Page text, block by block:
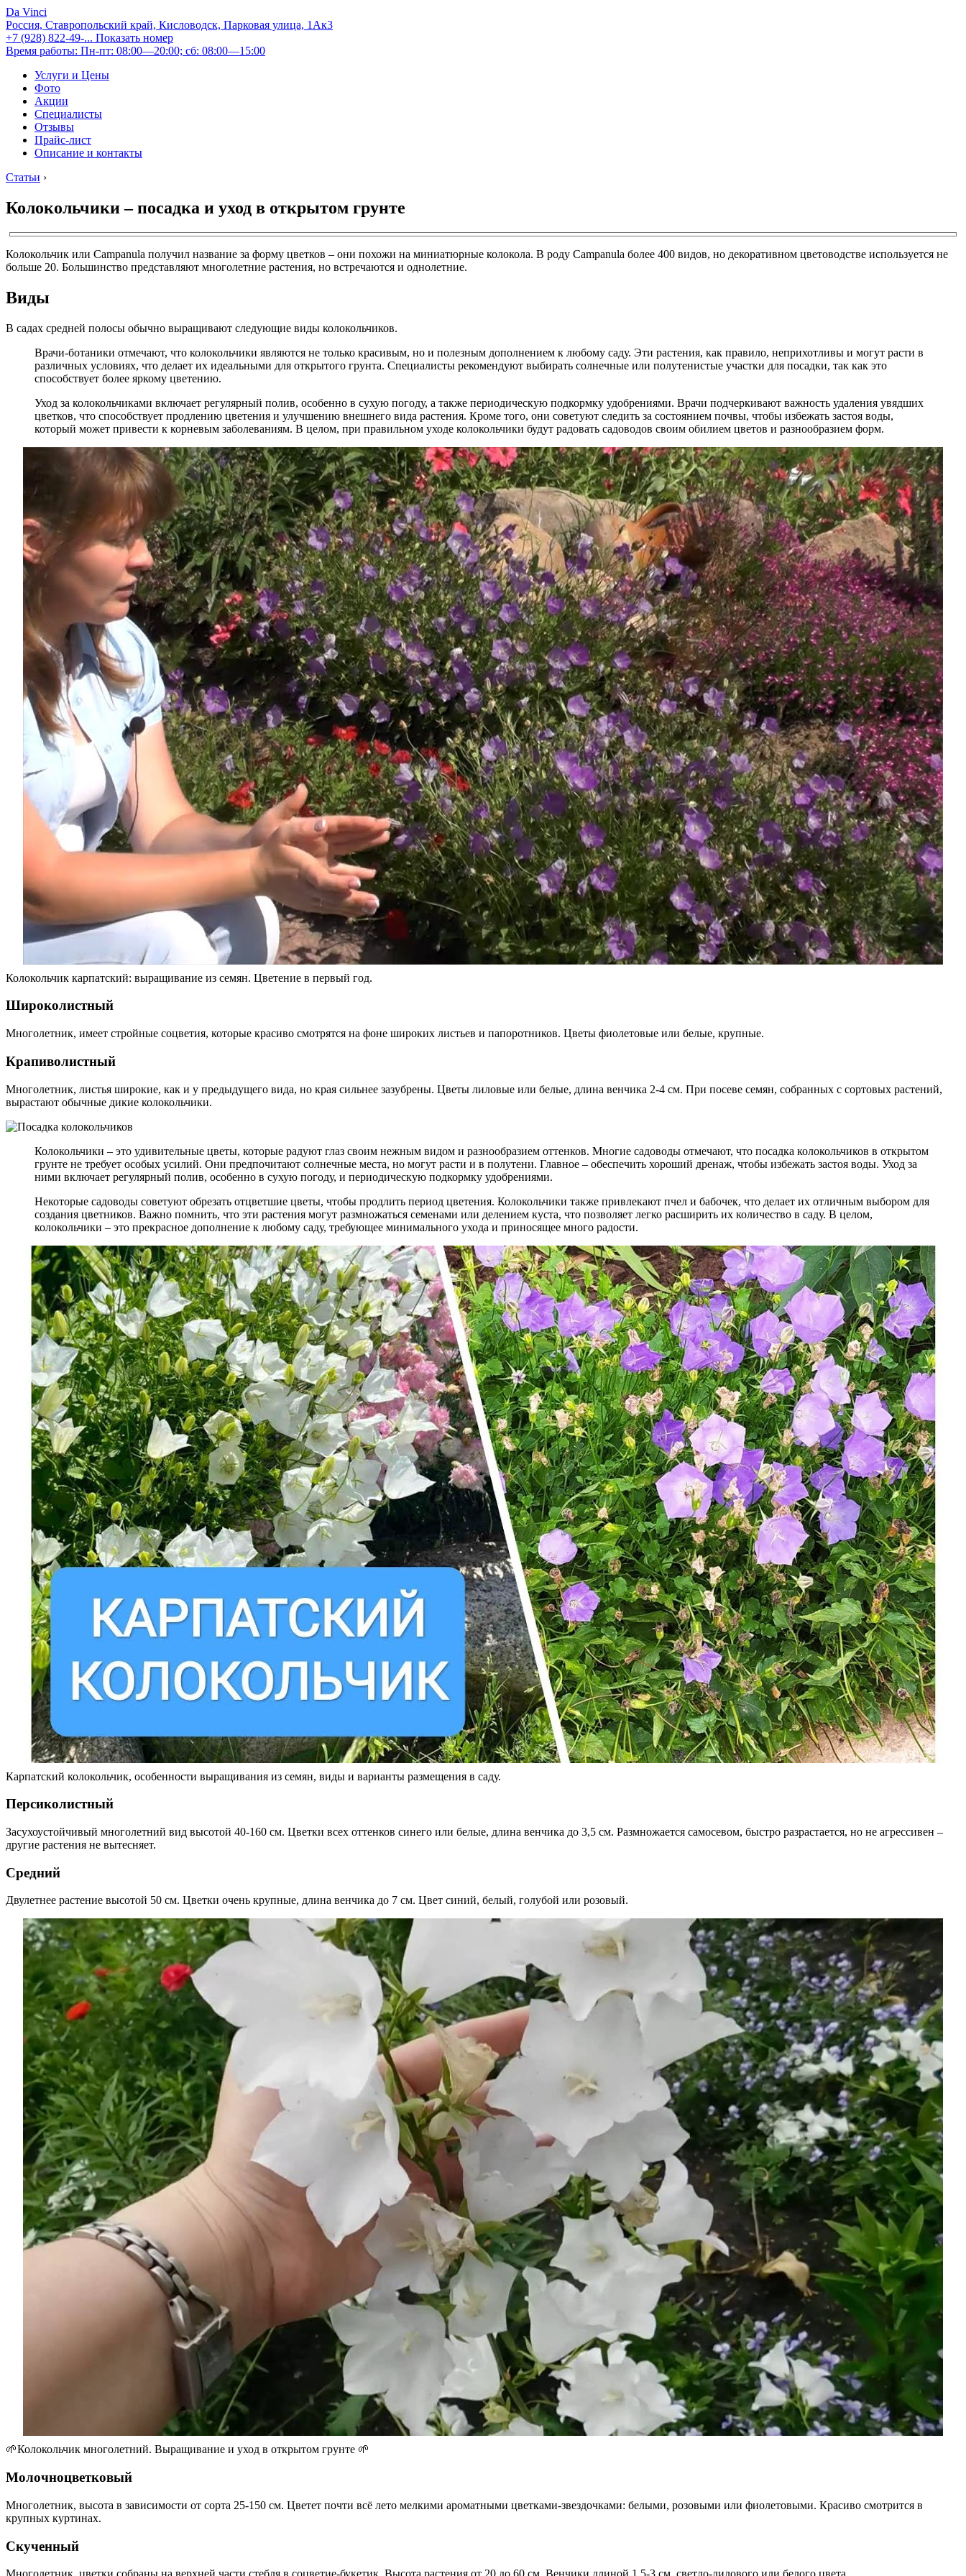
Da Vinci
Россия, Ставропольский край, Кисловодск, Парковая улица, 1Ак3
+7 (928) 822-49-... Показать номер
Время работы: Пн-пт: 08:00—20:00; сб: 08:00—15:00
Услуги и Цены
Фото
Акции
Специалисты
Отзывы
Прайс-лист
Описание и контакты
Статьи ›
Колокольчики – посадка и уход в открытом грунте
Колокольчик или Campanula получил название за форму цветков – они похожи на миниатюрные колокола. В роду Campanula более 400 видов, но декоративном цветоводстве используется не
больше 20. Большинство представляют многолетние растения, но встречаются и однолетние.
Виды
В садах средней полосы обычно выращивают следующие виды колокольчиков.
Врачи-ботаники отмечают, что колокольчики являются не только красивым, но и полезным дополнением к любому саду. Эти растения, как правило, неприхотливы и могут расти в
различных условиях, что делает их идеальными для открытого грунта. Специалисты рекомендуют выбирать солнечные или полутенистые участки для посадки, так как это
способствует более яркому цветению.
Уход за колокольчиками включает регулярный полив, особенно в сухую погоду, а также периодическую подкормку удобрениями. Врачи подчеркивают важность удаления увядших
цветков, что способствует продлению цветения и улучшению внешнего вида растения. Кроме того, они советуют следить за состоянием почвы, чтобы избежать застоя воды,
который может привести к корневым заболеваниям. В целом, при правильном уходе колокольчики будут радовать садоводов своим обилием цветов и разнообразием форм.
Колокольчик карпатский: выращивание из семян. Цветение в первый год.
Широколистный
Многолетник, имеет стройные соцветия, которые красиво смотрятся на фоне широких листьев и папоротников. Цветы фиолетовые или белые, крупные.
Крапиволистный
Многолетник, листья широкие, как и у предыдущего вида, но края сильнее зазубрены. Цветы лиловые или белые, длина венчика 2-4 см. При посеве семян, собранных с сортовых растений,
вырастают обычные дикие колокольчики.
Колокольчики – это удивительные цветы, которые радуют глаз своим нежным видом и разнообразием оттенков. Многие садоводы отмечают, что посадка колокольчиков в открытом
грунте не требует особых усилий. Они предпочитают солнечные места, но могут расти и в полутени. Главное – обеспечить хороший дренаж, чтобы избежать застоя воды. Уход за
ними включает регулярный полив, особенно в сухую погоду, и периодическую подкормку удобрениями.
Некоторые садоводы советуют обрезать отцветшие цветы, чтобы продлить период цветения. Колокольчики также привлекают пчел и бабочек, что делает их отличным выбором для
создания цветников. Важно помнить, что эти растения могут размножаться семенами или делением куста, что позволяет легко расширить их количество в саду. В целом,
колокольчики – это прекрасное дополнение к любому саду, требующее минимального ухода и приносящее много радости.
Карпатский колокольчик, особенности выращивания из семян, виды и варианты размещения в саду.
Персиколистный
Засухоустойчивый многолетний вид высотой 40-160 см. Цветки всех оттенков синего или белые, длина венчика до 3,5 см. Размножается самосевом, быстро разрастается, но не агрессивен –
другие растения не вытесняет.
Средний
Двулетнее растение высотой 50 см. Цветки очень крупные, длина венчика до 7 см. Цвет синий, белый, голубой или розовый.
🌱Колокольчик многолетний. Выращивание и уход в открытом грунте 🌱
Молочноцветковый
Многолетник, высота в зависимости от сорта 25-150 см. Цветет почти всё лето мелкими ароматными цветками-звездочками: белыми, розовыми или фиолетовыми. Красиво смотрится в
крупных куртинах.
Скученный